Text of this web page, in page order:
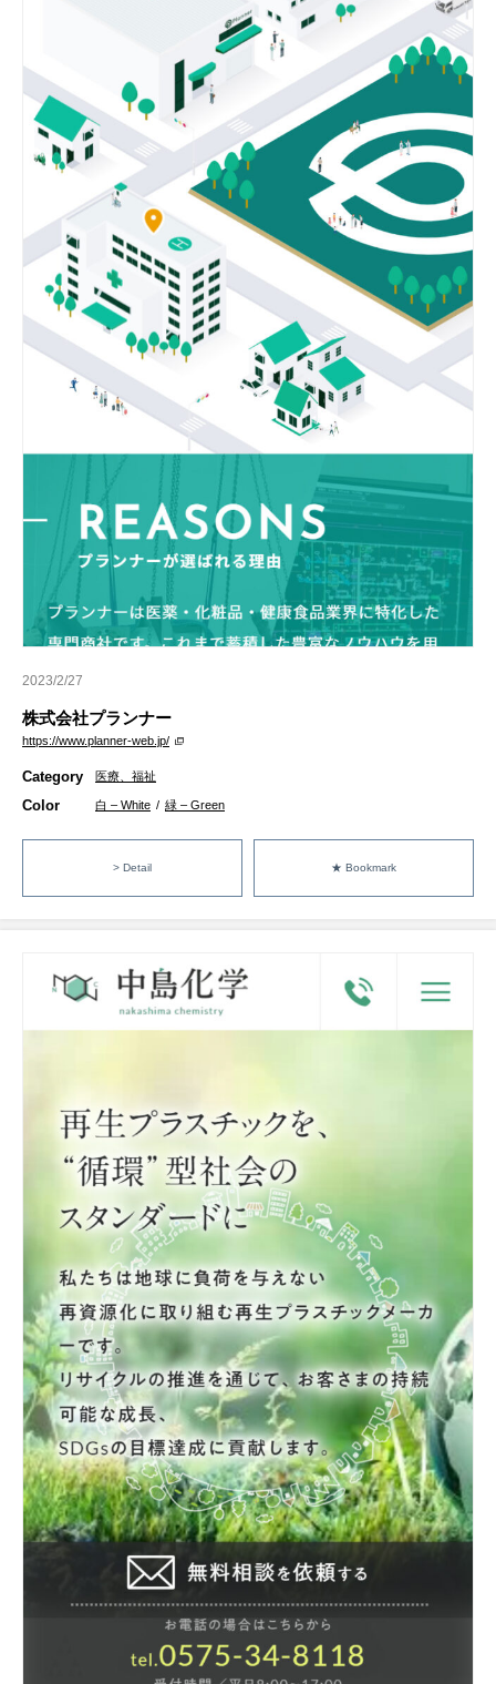
2023/2/27
株式会社プランナー
https://www.planner-web.jp/
Category 医療、福祉
Color 白 – White / 緑 – Green
> Detail ★ Bookmark